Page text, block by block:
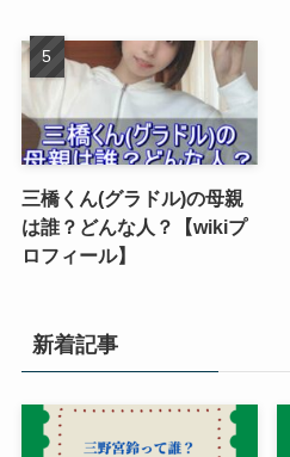
三橋くん(グラドル)の母親
は誰？どんな人？【wikiプ
ロフィール】
新着記事